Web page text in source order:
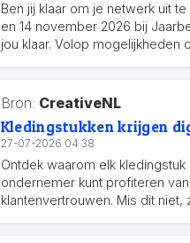
Ben jij klaar om je netwerk uit
en 14 november 2026 bij
jou klaar. Volop mogelijkheden
Bron: CreativeNL
Kledingstukken krijgen
27-07-2026 04:38
Ontdek waarom elk
ondernemer kunt profiteren
klantenvertrouwen. Mis dit niet,